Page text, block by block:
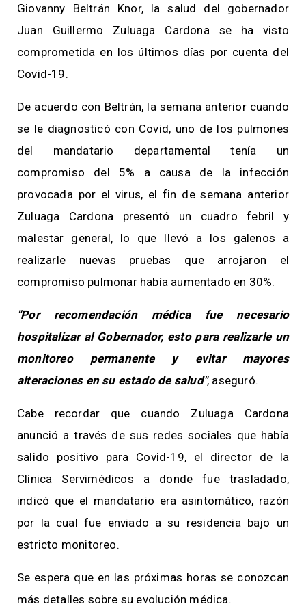
Giovanny Beltrán Knor, la salud del gobernador
Juan Guillermo Zuluaga Cardona se ha visto
comprometida en los últimos días por cuenta del
Covid-19.
De acuerdo con Beltrán, la semana anterior cuando
se le diagnosticó con Covid, uno de los pulmones
del mandatario departamental tenía un
compromiso del 5% a causa de la infección
provocada por el virus, el fin de semana anterior
Zuluaga Cardona presentó un cuadro febril y
malestar general, lo que llevó a los galenos a
realizarle nuevas pruebas que arrojaron el
compromiso pulmonar había aumentado en 30%.
"Por recomendación médica fue necesario
hospitalizar al Gobernador, esto para realizarle un
monitoreo permanente y evitar mayores
alteraciones en su estado de salud", aseguró.
Cabe recordar que cuando Zuluaga Cardona
anunció a través de sus redes sociales que había
salido positivo para Covid-19, el director de la
Clínica Servimédicos a donde fue trasladado,
indicó que el mandatario era asintomático, razón
por la cual fue enviado a su residencia bajo un
estricto monitoreo.
Se espera que en las próximas horas se conozcan
más detalles sobre su evolución médica.